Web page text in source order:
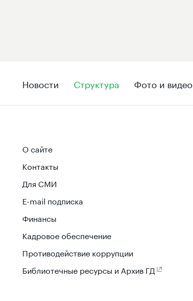
Новости Структура Фото и видео
О сайте
Контакты
Для СМИ
E-mail подписка
Финансы
Кадровое обеспечение
Противодействие коррупции
Библиотечные ресурсы и Архив ГД